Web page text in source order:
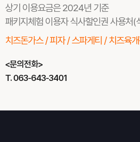
상기 이용요금은 2024년 기준
패키지체험 이용자 식사할인권 사용처(
치즈돈가스 / 피자 / 스파게티 / 치즈육
<문의전화>
T. 063-643-3401